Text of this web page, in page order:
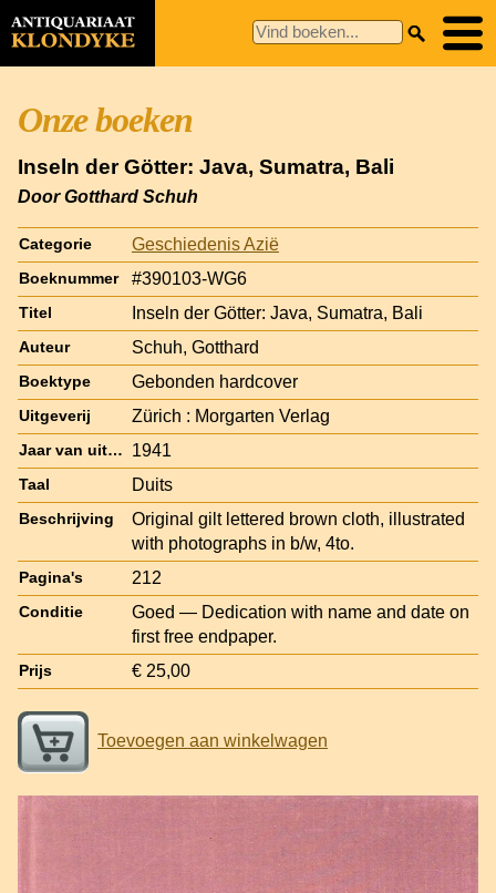
Onze boeken
Inseln der Götter: Java, Sumatra, Bali
Door Gotthard Schuh
Categorie Geschiedenis Azië
Boeknummer #390103-WG6
Titel Inseln der Götter: Java, Sumatra, Bali
Auteur Schuh, Gotthard
Boektype Gebonden hardcover
Uitgeverij Zürich : Morgarten Verlag
Jaar van uitgave 1941
Taal Duits
Beschrijving
Original gilt lettered brown cloth, illustrated
with photographs in b/w, 4to.
Pagina's 212
Conditie
Goed — Dedication with name and date on
first free endpaper.
Prijs € 25,00
Toevoegen aan winkelwagen